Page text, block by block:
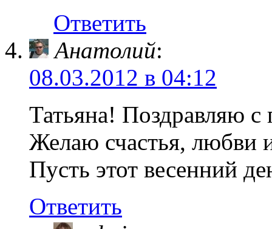
Ответить
Анатолий:
08.03.2012 в 04:12
Татьяна! Поздравляю
Желаю счастья, любви
Пусть этот весенний
Ответить